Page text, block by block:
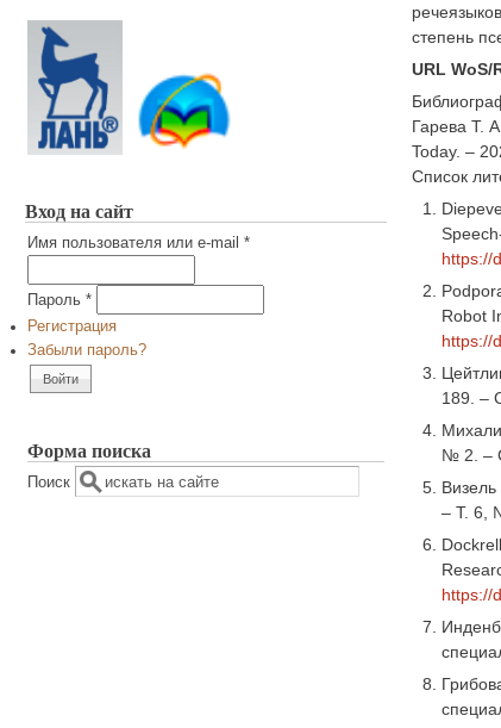
Вход на сайт
Имя пользователя или e-mail *
Пароль *
Регистрация
Забыли пароль?
Форма поиска
Поиск
степень
URL WoS/
Гарева Т.
Today. –
Список
https://
Robot
https://
189. –
№ 2. –
– Т. 6,
https://